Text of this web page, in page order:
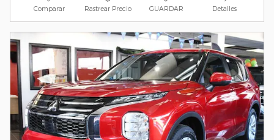
Comparar Rastrear Precio GUARDAR Detalles